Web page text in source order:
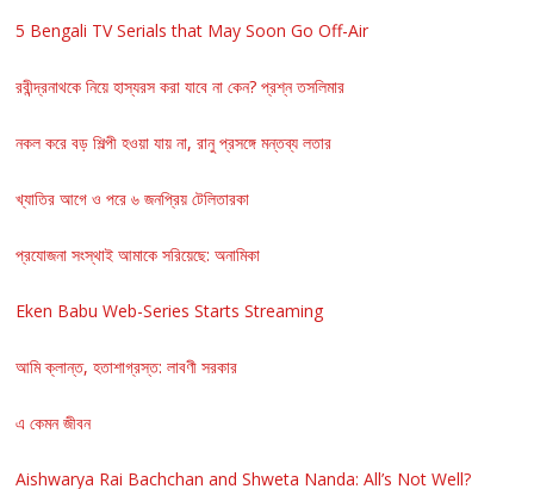
5 Bengali TV Serials that May Soon Go Off-Air
রবীন্দ্রনাথকে নিয়ে হাস্যরস করা যাবে না কেন? প্রশ্ন তসলিমার
নকল করে বড় শিল্পী হওয়া যায় না, রানু প্রসঙ্গে মন্তব্য লতার
খ্যাতির আগে ও পরে ৬ জনপ্রিয় টেলিতারকা
প্রযোজনা সংস্থাই আমাকে সরিয়েছে: অনামিকা
Eken Babu Web-Series Starts Streaming
আমি ক্লান্ত, হতাশাগ্রস্ত: লাবণী সরকার
এ কেমন জীবন
Aishwarya Rai Bachchan and Shweta Nanda: All’s Not Well?